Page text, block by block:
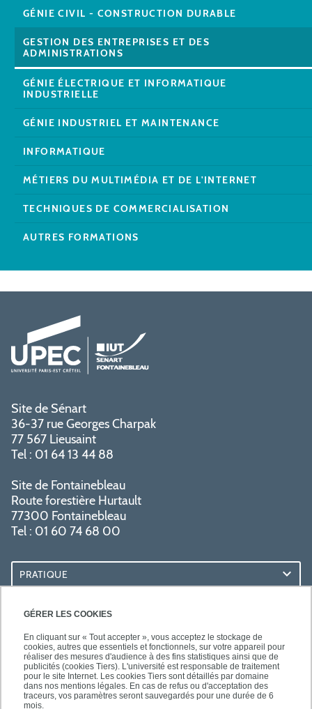
GÉRER LES COOKIES
En cliquant sur « Tout accepter », vous acceptez le stockage de
cookies, autres que essentiels et fonctionnels, sur votre appareil pour
réaliser des mesures d'audience à des fins statistiques ainsi que de
publicités (cookies Tiers). L'université est responsable de traitement
pour le site Internet. Les cookies Tiers sont détaillés par domaine
dans nos mentions légales. En cas de refus ou d'acceptation des
traceurs, vos paramètres seront sauvegardés pour une durée de 6
mois.
GÉNIE CIVIL - CONSTRUCTION DURABLE
GESTION DES ENTREPRISES ET DES
ADMINISTRATIONS
GÉNIE ÉLECTRIQUE ET INFORMATIQUE
INDUSTRIELLE
GÉNIE INDUSTRIEL ET MAINTENANCE
INFORMATIQUE
MÉTIERS DU MULTIMÉDIA ET DE L'INTERNET
TECHNIQUES DE COMMERCIALISATION
AUTRES FORMATIONS
Site de Sénart
36-37 rue Georges Charpak
77 567 Lieusaint
Tel : 01 64 13 44 88
Site de Fontainebleau
Route forestière Hurtault
77300 Fontainebleau
Tel : 01 60 74 68 00
PRATIQUE
RESSOURCES
SUIVEZ-NOUS